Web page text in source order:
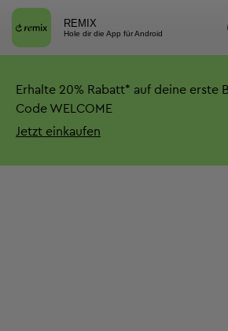
REMIX
Hole dir die App für Android
Erhalte 20% Rabatt* auf deine erste
Code WELCOME
Jetzt einkaufen